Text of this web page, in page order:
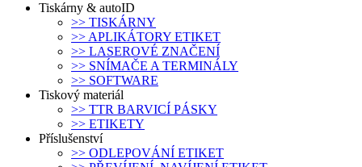
Tiskárny & autoID
>> TISKÁRNY
>> APLIKÁTORY ETIKET
>> LASEROVÉ ZNAČENÍ
>> SNÍMAČE A TERMINÁLY
>> SOFTWARE
Tiskový materiál
>> TTR BARVICÍ PÁSKY
>> ETIKETY
Příslušenství
>> ODLEPOVÁNÍ ETIKET